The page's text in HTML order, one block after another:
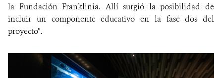
la Fundación Franklinia. Allí surgió la posibilidad de
incluir un componente educativo en la fase dos del
proyecto”.